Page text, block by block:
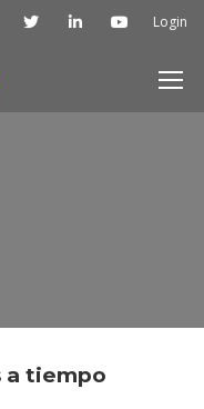
Login
a tiempo